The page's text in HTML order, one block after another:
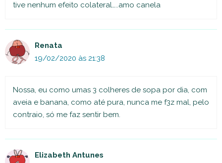
tive nenhum efeito colateral…..amo canela
Renata
19/02/2020 às 21:38
Nossa, eu como umas 3 colheres de sopa por dia, com
aveia e banana, como até pura, nunca me f3z mal, pelo
contraio, só me faz sentir bem.
Elizabeth Antunes